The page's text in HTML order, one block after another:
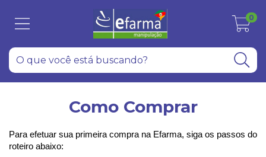
0
Como Comprar
Para efetuar sua primeira compra na Efarma, siga os passos do
roteiro abaixo: